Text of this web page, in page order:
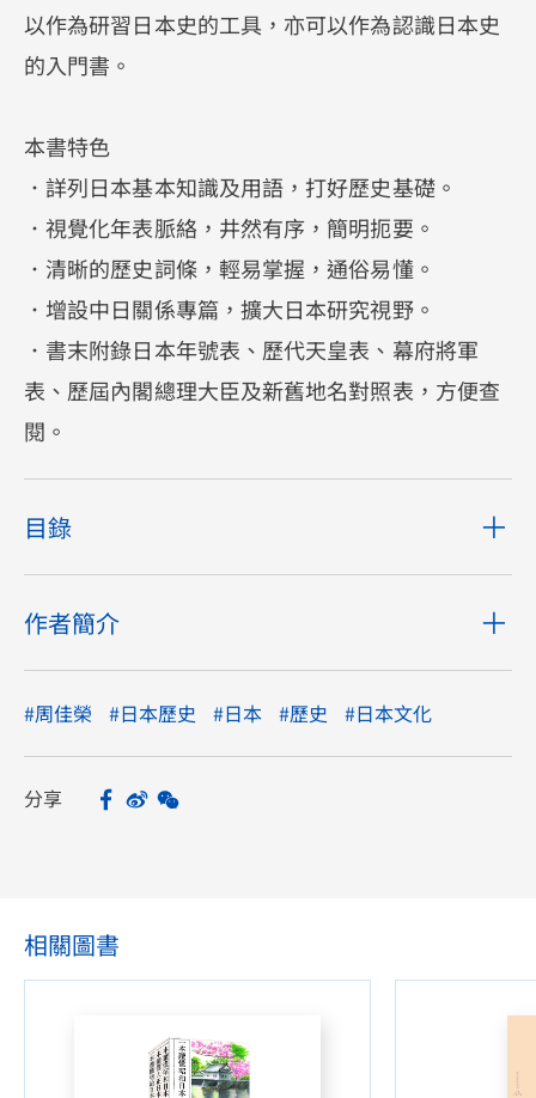
以作為研習日本史的工具，亦可以作為認識日本史
的入門書。
本書特色
．詳列日本基本知識及用語，打好歷史基礎。
．視覺化年表脈絡，井然有序，簡明扼要。
．清晰的歷史詞條，輕易掌握，通俗易懂。
．增設中日關係專篇，擴大日本研究視野。
．書末附錄日本年號表、歷代天皇表、幕府將軍
表、歷屆內閣總理大臣及新舊地名對照表，方便查
閱。
目錄
作者簡介
#周佳榮 #日本歷史 #日本 #歷史 #日本文化
分享 Facebook
Sina Weibo
WeChat
相關圖書